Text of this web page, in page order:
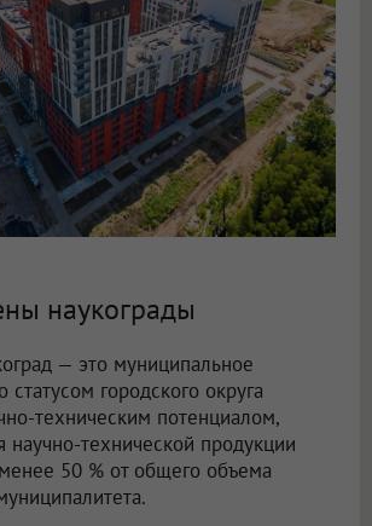
наукограды
— это муниципальное
статусом городского округа
техническим потенциалом,
научно-технической продукции
50 % от общего объема